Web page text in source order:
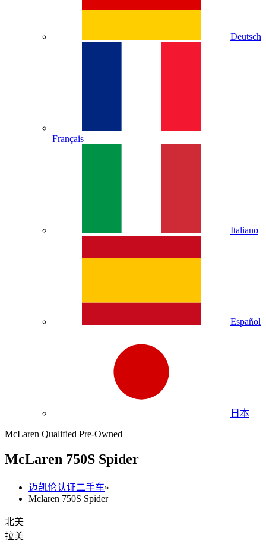
Deutsch
Français
Italiano
Español
日本
McLaren Qualified Pre-Owned
McLaren 750S Spider
迈凯伦认证二手车»
Mclaren 750S Spider
北美
拉美